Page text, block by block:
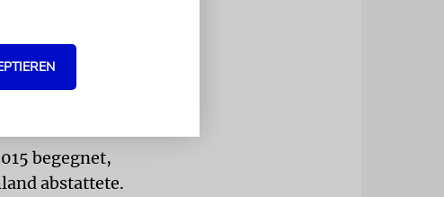
der
er 1987 nach
zuvor
begegnet,
abstattete.